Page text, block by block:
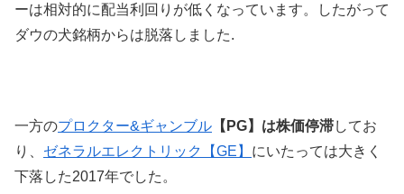
ーは相対的に配当利回りが低くなっています。したがって
ダウの犬銘柄からは脱落しました.
一方のプロクター&ギャンブル 【PG】は株価停滞してお
り、 ゼネラルエレクトリック【GE】 にいたっては大きく
下落した2017年でした。